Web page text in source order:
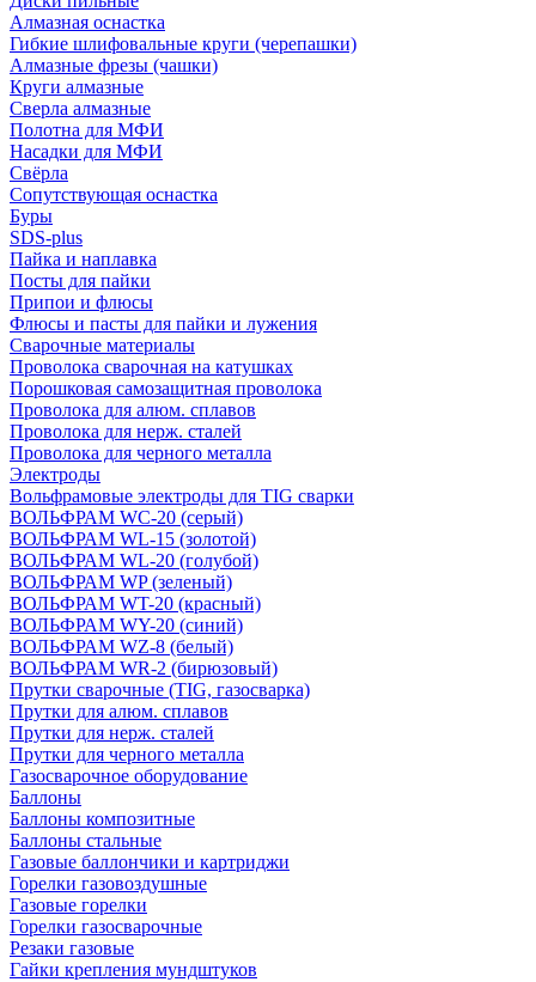
Алмазная оснастка
Гибкие шлифовальные круги (черепашки)
Алмазные фрезы (чашки)
Круги алмазные
Сверла алмазные
Полотна для МФИ
Насадки для МФИ
Свёрла
Сопутствующая оснастка
Буры
SDS-plus
Пайка и наплавка
Посты для пайки
Припои и флюсы
Флюсы и пасты для пайки и лужения
Сварочные материалы
Проволока сварочная на катушках
Порошковая самозащитная проволока
Проволока для алюм. сплавов
Проволока для нерж. сталей
Проволока для черного металла
Электроды
Вольфрамовые электроды для TIG сварки
ВОЛЬФРАМ WC-20 (серый)
ВОЛЬФРАМ WL-15 (золотой)
ВОЛЬФРАМ WL-20 (голубой)
ВОЛЬФРАМ WP (зеленый)
ВОЛЬФРАМ WT-20 (красный)
ВОЛЬФРАМ WY-20 (синий)
ВОЛЬФРАМ WZ-8 (белый)
ВОЛЬФРАМ WR-2 (бирюзовый)
Прутки сварочные (TIG, газосварка)
Прутки для алюм. сплавов
Прутки для нерж. сталей
Прутки для черного металла
Газосварочное оборудование
Баллоны
Баллоны композитные
Баллоны стальные
Газовые баллончики и картриджи
Горелки газовоздушные
Газовые горелки
Горелки газосварочные
Резаки газовые
Гайки крепления мундштуков